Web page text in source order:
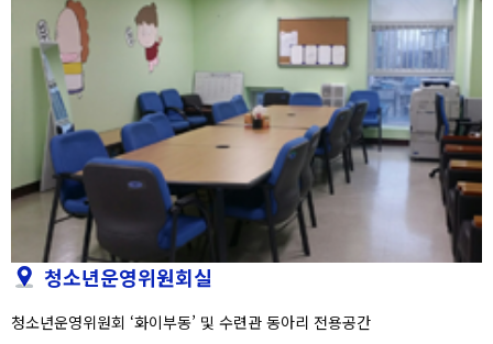
청소년운영위원회실
청소년운영위원회 ‘화이부동’ 및 수련관 동아리 전용공간